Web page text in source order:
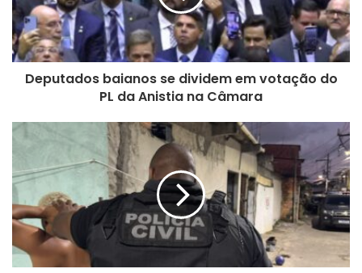
Deputados baianos se dividem em votação do
PL da Anistia na Câmara